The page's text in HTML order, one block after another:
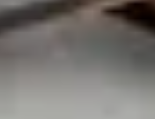
langsam entwickeln und oft l